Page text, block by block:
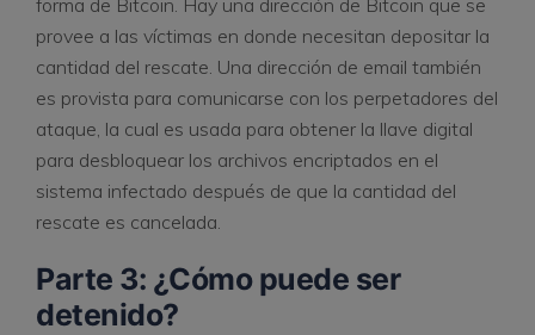
forma de Bitcoin. Hay una dirección de Bitcoin que se
provee a las víctimas en donde necesitan depositar la
cantidad del rescate. Una dirección de email también
es provista para comunicarse con los perpetadores del
ataque, la cual es usada para obtener la llave digital
para desbloquear los archivos encriptados en el
sistema infectado después de que la cantidad del
rescate es cancelada.
Parte 3: ¿Cómo puede ser
detenido?